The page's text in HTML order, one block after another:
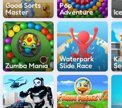
Good Sorts
Master
Pop
Adventure
Zumba Mania
Waterpark
Slide Race